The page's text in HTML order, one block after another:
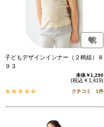
子どもデザインインナー（２柄組）８
９３
本体￥1,290
(税込￥1,419)
クチコミ 1件